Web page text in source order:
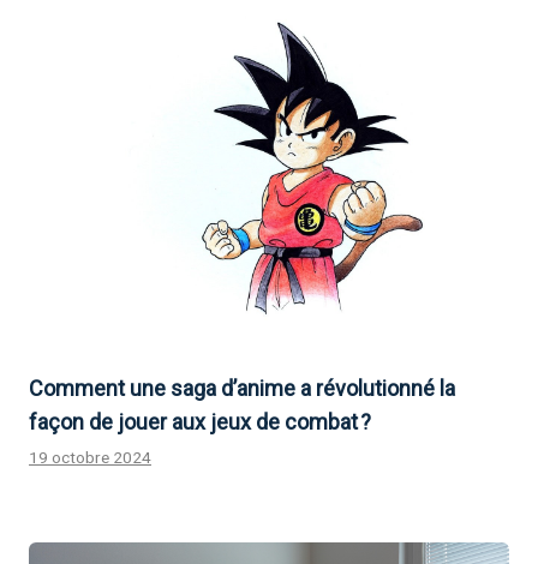
Comment une saga d’anime a révolutionné la
façon de jouer aux jeux de combat ?
19 octobre 2024